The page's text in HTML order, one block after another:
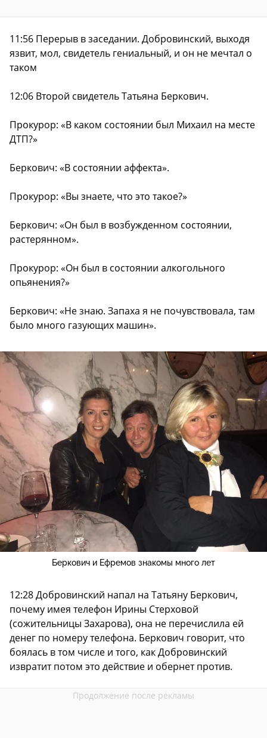
11:56 Перерыв в заседании. Добровинский, выходя
язвит, мол, свидетель гениальный, и он не мечтал о
таком
12:06 Второй свидетель Татьяна Беркович.
Прокурор: «В каком состоянии был Михаил на месте
ДТП?»
Беркович: «В состоянии аффекта».
Прокурор: «Вы знаете, что это такое?»
Беркович: «Он был в возбужденном состоянии,
растерянном».
Прокурор: «Он был в состоянии алкогольного
опьянения?»
Беркович: «Не знаю. Запаха я не почувствовала, там
было много газующих машин».
Беркович и Ефремов знакомы много лет
12:28 Добровинский напал на Татьяну Беркович,
почему имея телефон Ирины Стерховой
(сожительницы Захарова), она не перечислила ей
денег по номеру телефона. Беркович говорит, что
боялась в том числе и того, как Добровинский
извратит потом это действие и обернет против.